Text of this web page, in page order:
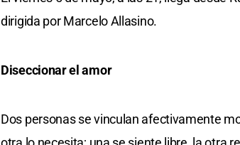
dirigida por Marcelo Allasino.
Diseccionar el amor
Dos personas se vinculan afectivamente